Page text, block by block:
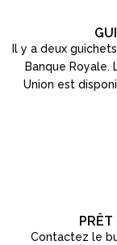
Il y a deux
Banque Royale.
Union est
PRÊT
Contactez le